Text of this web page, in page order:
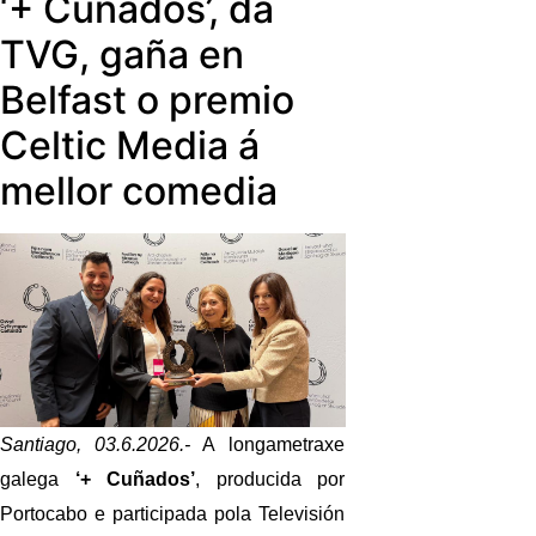
xornalística dos próximos expertos.
Tamén, a retención do talento,
formulando o interrogante de se
pode sobrevivir o actual modelo e se
os medios públicos teñen capacidade
real de competir polo mellor perfil no
horizonte de 2035.
sénior dos medios públicos no 2035.
TVG, gaña en
Belfast o premio
Celtic Media á
mellor comedia
Santiago, 03.6.2026.- A longametraxe
galega ‘+ Cuñados’, producida por
Portocabo e participada pola Televisión